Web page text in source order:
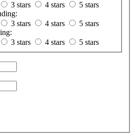
3 stars 4 stars
5 stars
3 stars 4 stars
5 stars
3 stars 4 stars
5 stars